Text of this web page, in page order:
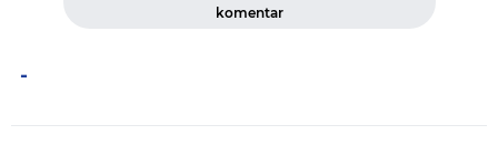
komentar
-